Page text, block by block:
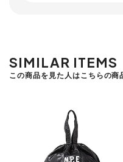
SIMILAR ITEMS
この商品を見た人はこちらの商